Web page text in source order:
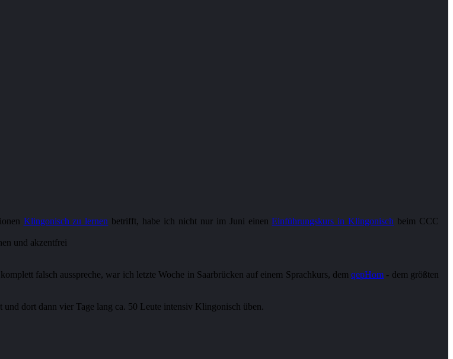
Klingonisch zu lernen betrifft, habe ich nicht nur im Juni einenEinführungskurs in Klingonisch beim CCC
falsch ausspreche, war ich letzte Woche in Saarbrücken auf einem Sprachkurs, demqepHom - dem größten
und dort dann vier Tage lang ca. 50 Leute intensiv Klingonisch üben.